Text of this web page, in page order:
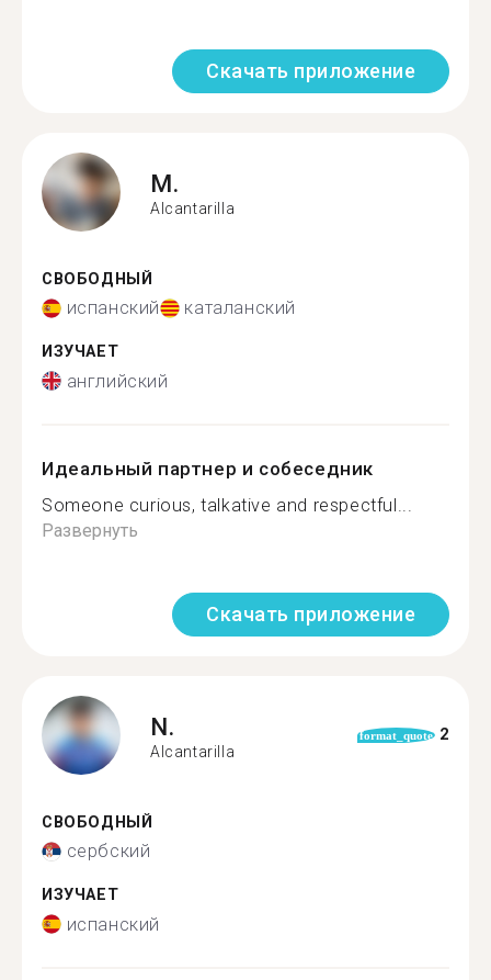
Скачать приложение
M.
Alcantarilla
СВОБОДНЫЙ
испанский каталанский
ИЗУЧАЕТ
английский
Идеальный партнер и собеседник
Someone curious, talkative and respectful...
Развернуть
Скачать приложение
N.
Alcantarilla
format_quote 2
СВОБОДНЫЙ
сербский
ИЗУЧАЕТ
испанский